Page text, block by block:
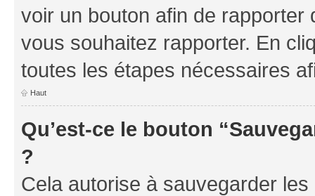
voir un bouton afin de
vous souhaitez rapporter. En
toutes les étapes nécessaires
Haut
Qu’est-ce le bouton
?
Cela autorise à sauvegarder